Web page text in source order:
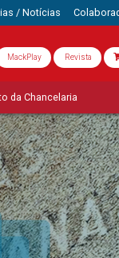
/ Notícias
MackPlay Revista
da Chancelaria